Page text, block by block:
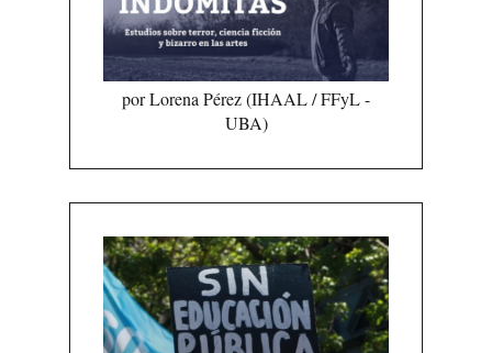
por Lorena Pérez (IHAAL / FFyL -
UBA)